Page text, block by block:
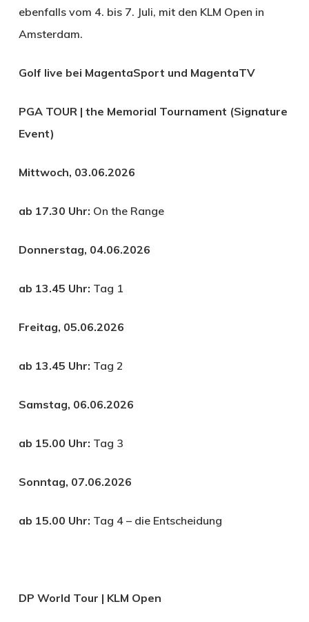
ebenfalls vom 4. bis 7. Juli, mit den KLM Open in
Amsterdam.
Golf live bei MagentaSport und MagentaTV
PGA TOUR | the Memorial Tournament (Signature
Event)
Mittwoch, 03.06.2026
ab 17.30 Uhr: On the Range
Donnerstag, 04.06.2026
ab 13.45 Uhr: Tag 1
Freitag, 05.06.2026
ab 13.45 Uhr: Tag 2
Samstag, 06.06.2026
ab 15.00 Uhr: Tag 3
Sonntag, 07.06.2026
ab 15.00 Uhr: Tag 4 – die Entscheidung
DP World Tour | KLM Open